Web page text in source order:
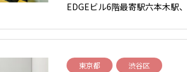
EDGEビル6階最寄駅六本木駅
東京都
渋谷区